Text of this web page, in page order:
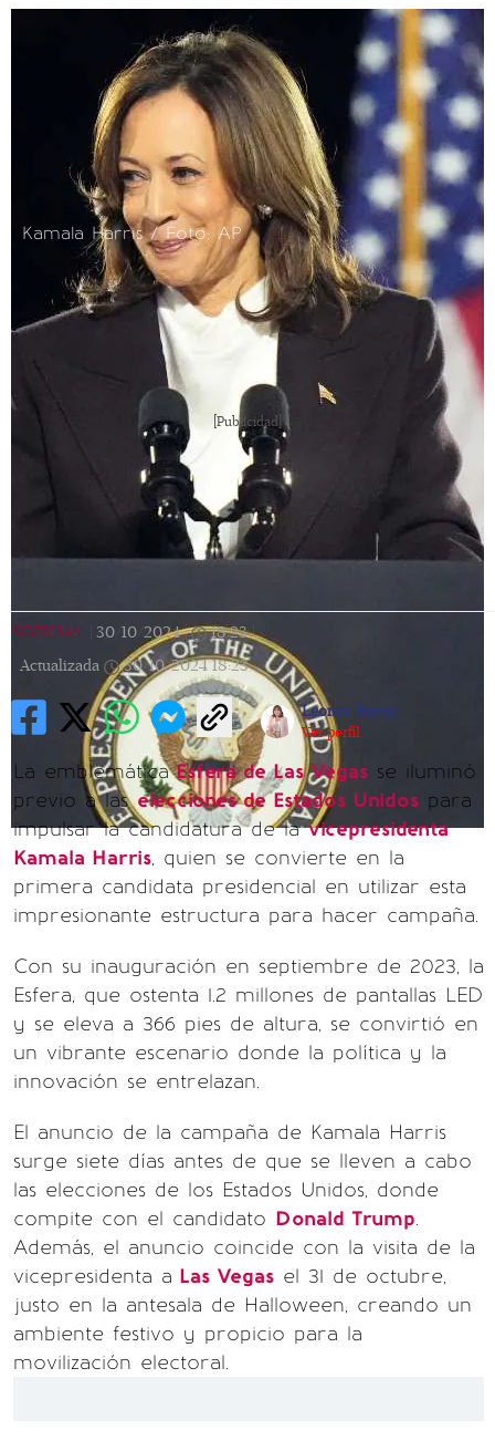
Kamala Harris / Foto: AP
[Publicidad]
NOTICIAS 30/10/2024 | 18:23 |
Actualizada
30/10/2024 18:23
Leonor Reyes
Ver perfil
La emblemáticaEsfera de Las Vegas se iluminó
previo a laselecciones de Estados Unidos para
impulsar la candidatura de lavicepresidenta
Kamala Harris, quien se convierte en la
primera candidata presidencial en utilizar esta
impresionante estructura para hacer campaña.
Con su inauguración en septiembre de 2023, la
Esfera, que ostenta 1.2 millones de pantallas LED
y se eleva a 366 pies de altura, se convirtió en
un vibrante escenario donde la política y la
innovación se entrelazan.
El anuncio de la campaña de Kamala Harris
surge siete días antes de que se lleven a cabo
las elecciones de los Estados Unidos, donde
compite con el candidato Donald Trump.
Además, el anuncio coincide con la visita de la
vicepresidenta a Las Vegas el 31 de octubre,
justo en la antesala de Halloween, creando un
ambiente festivo y propicio para la
movilización electoral.